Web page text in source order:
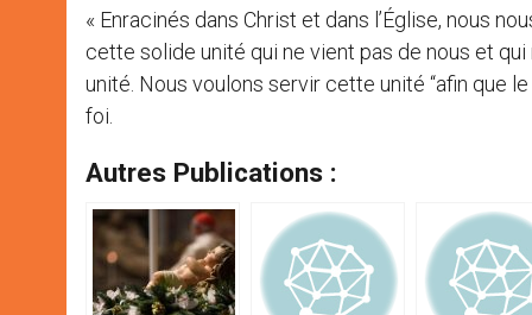
« Enracinés dans Christ et dans l’Église, nous
cette solide unité qui ne vient pas de nous et
unité. Nous voulons servir cette unité “afin que
foi.
Autres Publications :